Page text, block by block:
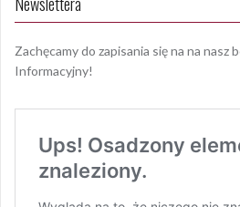
Zachęcamy do zapisania się na na nasz
Informacyjny!